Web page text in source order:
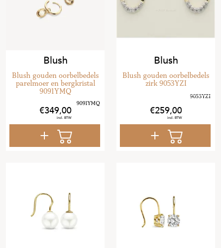
Blush
Blush gouden oorbelbedels
parelmoer en bergkristal
9091YMQ
349,00
Blush
Blush gouden oorbelbedels
zirk 9053YZI
259,00